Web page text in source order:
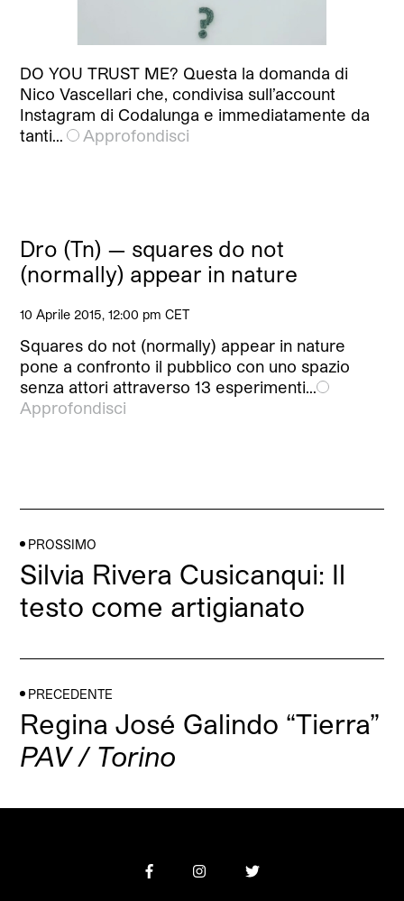
DO YOU TRUST ME? Questa la domanda di
Nico Vascellari che, condivisa sull’account
Instagram di Codalunga e immediatamente da
tanti…
Approfondisci
Dro (Tn) — squares do not
(normally) appear in nature
10 Aprile 2015, 12:00 pm CET
Squares do not (normally) appear in nature
pone a confronto il pubblico con uno spazio
senza attori attraverso 13 esperimenti…
Approfondisci
PROSSIMO
Silvia Rivera Cusicanqui: Il
testo come artigianato
PRECEDENTE
Regina José Galindo “Tierra”
PAV / Torino